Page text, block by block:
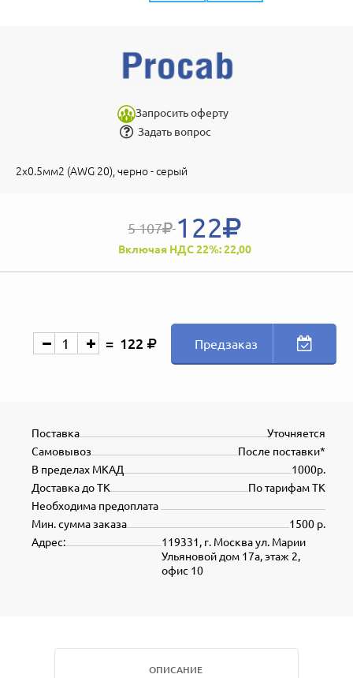
Запросить оферту
Задать вопрос
2x0.5мм2 (AWG 20), черно - серый
5 107 122
Включая НДС 22%: 22,00
122 Предзаказ
Уточняется
Поставка
После поставки*
Самовывоз
1000р.
В пределах МКАД
По тарифам ТК
Доставка до ТК
Необходима предоплата
1500 р.
Мин. сумма заказа
119331, г. Москва ул. Марии
Ульяновой дом 17а, этаж 2,
офис 10
Адрес:
ОПИСАНИЕ